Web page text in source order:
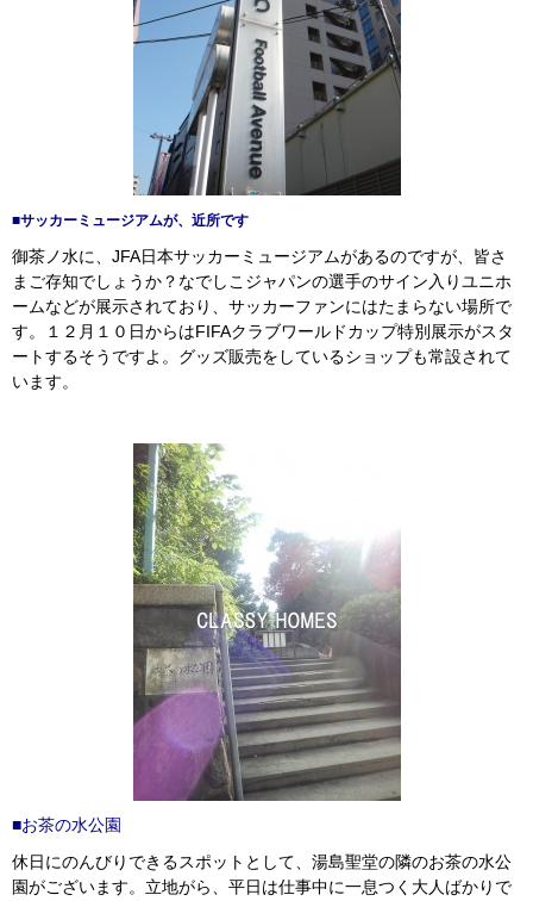
■サッカーミュージアムが、近所です
御茶ノ水に、JFA日本サッカーミュージアムがあるのですが、皆さ
まご存知でしょうか？なでしこジャパンの選手のサイン入りユニホ
ームなどが展示されており、サッカーファンにはたまらない場所で
す。１２月１０日からはFIFAクラブワールドカップ特別展示がスタ
ートするそうですよ。グッズ販売をしているショップも常設されて
います。
■お茶の水公園
休日にのんびりできるスポットとして、湯島聖堂の隣のお茶の水公
園がございます。立地がら、平日は仕事中に一息つく大人ばかりで